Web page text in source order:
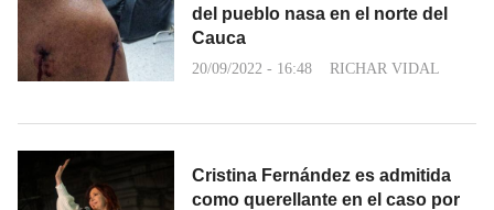
del pueblo nasa en el norte del
Cauca
20/09/2022 - 16:48 RICHAR VIDAL
Cristina Fernández es admitida
como querellante en el caso por